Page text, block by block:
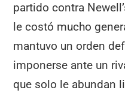
partido contra
le costó mucho
mantuvo un orden
imponerse ante un
que solo le abundan